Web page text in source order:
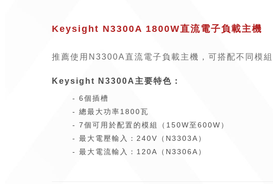
Keysight N3300A 1800W直流電子負載主機
推薦使用N3300A直流電子負載主機，可搭配不同模
Keysight N3300A主要特色：
- 6個插槽
- 總最大功率1800瓦
- 7個可用於配置的模組（150W至600W）
- 最大電壓輸入：240V（N3303A）
- 最大電流輸入：120A（N3306A）